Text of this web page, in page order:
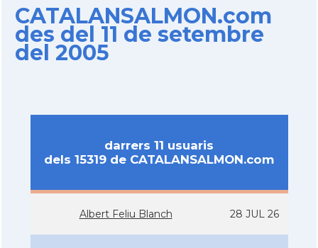
CATALANSALMON.com
des del 11 de setembre
del 2005
darrers 11 usuaris
dels 15319 de CATALANSALMON.com
Albert Feliu Blanch 28 JUL 26